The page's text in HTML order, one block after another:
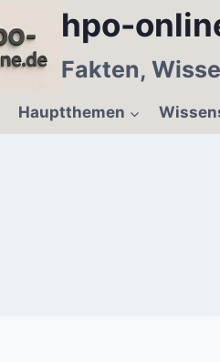
hpo-
Fakten,
Hauptthemen